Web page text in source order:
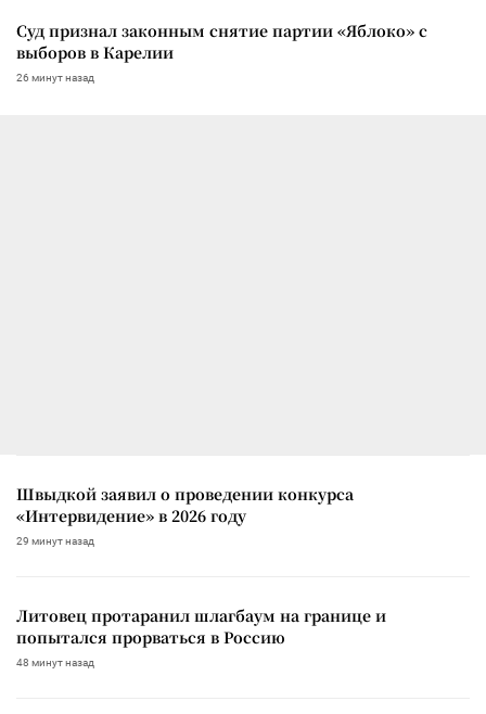
Суд признал законным снятие партии «Яблоко» с
выборов в Карелии
26 минут назад
Швыдкой заявил о проведении конкурса
«Интервидение» в 2026 году
29 минут назад
Литовец протаранил шлагбаум на границе и
попытался прорваться в Россию
48 минут назад